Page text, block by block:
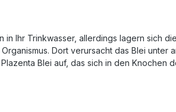
Ihr Trinkwasser, allerdings lagern sich
Dort verursacht das Blei
Blei auf, das sich in den Knochen